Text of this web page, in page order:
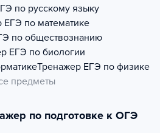
по русскому языку
ЕГЭ по математике
по обществознанию
ЕГЭ по биологии
Тренажер ЕГЭ по физике
предметы
по подготовке к ОГЭ